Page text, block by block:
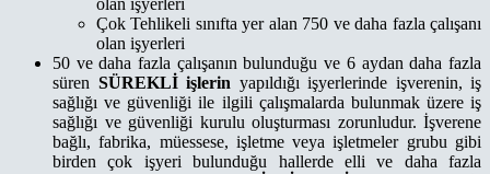
Çok Tehlikeli sınıfta yer alan 750 ve daha fazla çalışanı
olan işyerleri
50 ve daha fazla çalışanın bulunduğu ve 6 aydan daha fazla
süren SÜREKLİ işlerin yapıldığı işyerlerinde işverenin, iş
sağlığı ve güvenliği ile ilgili çalışmalarda bulunmak üzere iş
sağlığı ve güvenliği kurulu oluşturması zorunludur. İşverene
bağlı, fabrika, müessese, işletme veya işletmeler grubu gibi
birden çok işyeri bulunduğu hallerde elli ve daha fazla